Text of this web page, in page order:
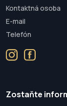
Kontaktná osoba
E-mail
Telefón
Zostaňte